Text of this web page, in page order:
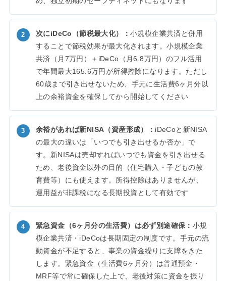
次にiDeCo（節税最大化）： 小規模企業共済と併用
することで節税効果が最大化されます。小規模企業
共済（月7万円）＋iDeCo（月6.8万円）のフル活用
で年間最大165.6万円が所得控除になります。ただし
60歳まで引き出せないため、手元に生活費6ヶ月分以
上の余裕資金を確保してから開始してください
余裕があれば新NISA（資産形成）： iDeCoと新NISA
の最大の違いは「いつでも引き出せるか否か」で
す。新NISAは売却すればいつでも資金を引き出せる
ため、老後資金以外の目的（住宅購入・子どもの教
育費等）にも使えます。所得控除はありませんが、
運用益が非課税になる長期投資として有効です
緊急資金（6ヶ月分の生活費）は必ず別途確保： 小規
模企業共済・iDeCoは長期固定の制度です。手元の流
動資金が不足すると、事業の資金繰りに支障をきた
します。緊急資金（生活費6ヶ月分）は普通預金・
MRF等で常に確保した上で、老後対策に資金を振り